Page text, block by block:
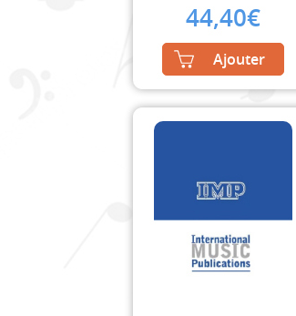
44,40€
Ajouter